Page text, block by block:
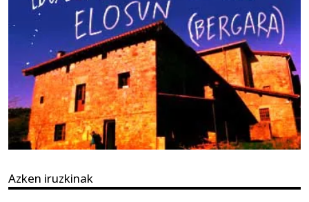
Azken iruzkinak